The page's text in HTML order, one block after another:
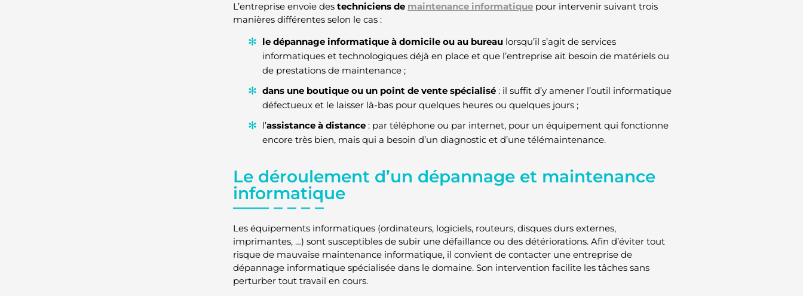
L’entreprise envoie des techniciens de maintenance informatiquepour intervenir suivant trois
manières différentes selon le cas :
le dépannage informatique à domicile ou au bureaulorsqu’il s’agit de services
informatiques et technologiques déjà en place et que l’entreprise ait besoin de matériels ou
de prestations de maintenance ;
dans une boutique ou un point de vente spécialisé : il suffit d’y amener l’outil informatique
défectueux et le laisser là-bas pour quelques heures ou quelques jours ;
l’assistance à distance: par téléphone ou par internet, pour un équipement qui fonctionne
encore très bien, mais qui a besoin d’un diagnostic et d’une télémaintenance.
Le déroulement d’un dépannage et maintenance
informatique
Les équipements informatiques (ordinateurs, logiciels, routeurs, disques durs externes,
imprimantes, …) sont susceptibles de subir une défaillance ou des détériorations. Afin d’éviter tout
risque de mauvaise maintenance informatique, il convient de contacter une entreprise de
dépannage informatique spécialisée dans le domaine. Son intervention facilite les tâches sans
perturber tout travail en cours.